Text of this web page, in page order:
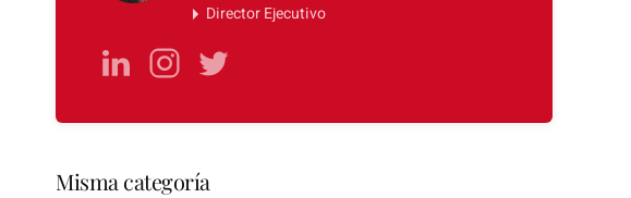
Director Ejecutivo
Misma categoría